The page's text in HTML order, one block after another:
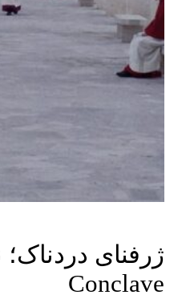
ژرفنای
Conclave